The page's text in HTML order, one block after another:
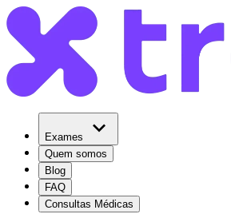
Exames
Quem somos
Blog
FAQ
Consultas Médicas